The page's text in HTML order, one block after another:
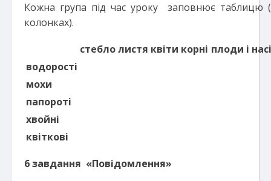
Кожна група під час уроку заповнює таблицю
колонках).
стеблолистя квіти корні плоди і
водорості
мохи
папороті
хвойні
квіткові
6 завдання «Повідомлення»